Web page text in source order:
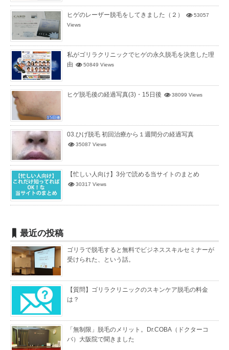
ヒゲのレーザー脱毛をしてきました（２）
53057
Views
私がゴリラクリニックでヒゲの永久脱毛を決意した理
由
50849 Views
ヒゲ脱毛後の経過写真(3)・15日後 38099 Views
03.ひげ脱毛 初回治療から１週間分の経過写真
35087 Views
【忙しい人向け】3分で読める当サイトのまとめ
30317 Views
最近の投稿
ゴリラで脱毛すると無料でビジネススキルセミナーが
受けられた、という話。
【質問】ゴリラクリニックのスキンケア脱毛の料金
は？
「無制限」脱毛のメリット。Dr.COBA（ドクターコ
バ）大阪院で聞きました